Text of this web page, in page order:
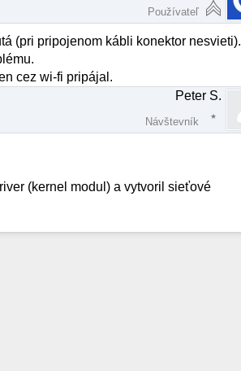
Používateľ
(pri pripojenom kábli konektor nesvieti).
cez wi-fi pripájal.
Peter S.
Návštevník
(kernel modul) a vytvoril sieťové